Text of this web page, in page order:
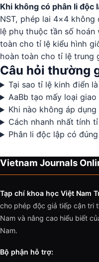
Khi không có phân li độc
NST, phép lai 4×4 không
lệ phụ thuộc tần số
toàn cho tỉ lệ kiểu hình
hoàn toàn cho tỉ lệ trung
Câu hỏi thường
Tại sao tỉ lệ kinh điển là
AaBb tạo mấy loại giao
Khi nào không áp
Cách nhanh nhất tính
Phân li độc lập có
Vietnam Journals
Tạp chí khoa học Việt Nam
cho phép độc giả tiếp cận tri
Nam và nâng cao hiểu biết
Nam.
Bộ phận hỗ trợ: